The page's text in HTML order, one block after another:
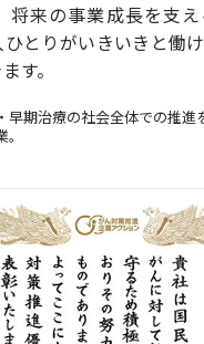
将来の事業成長を支
とりがいきいきと働
す。
期治療の社会全体での推進